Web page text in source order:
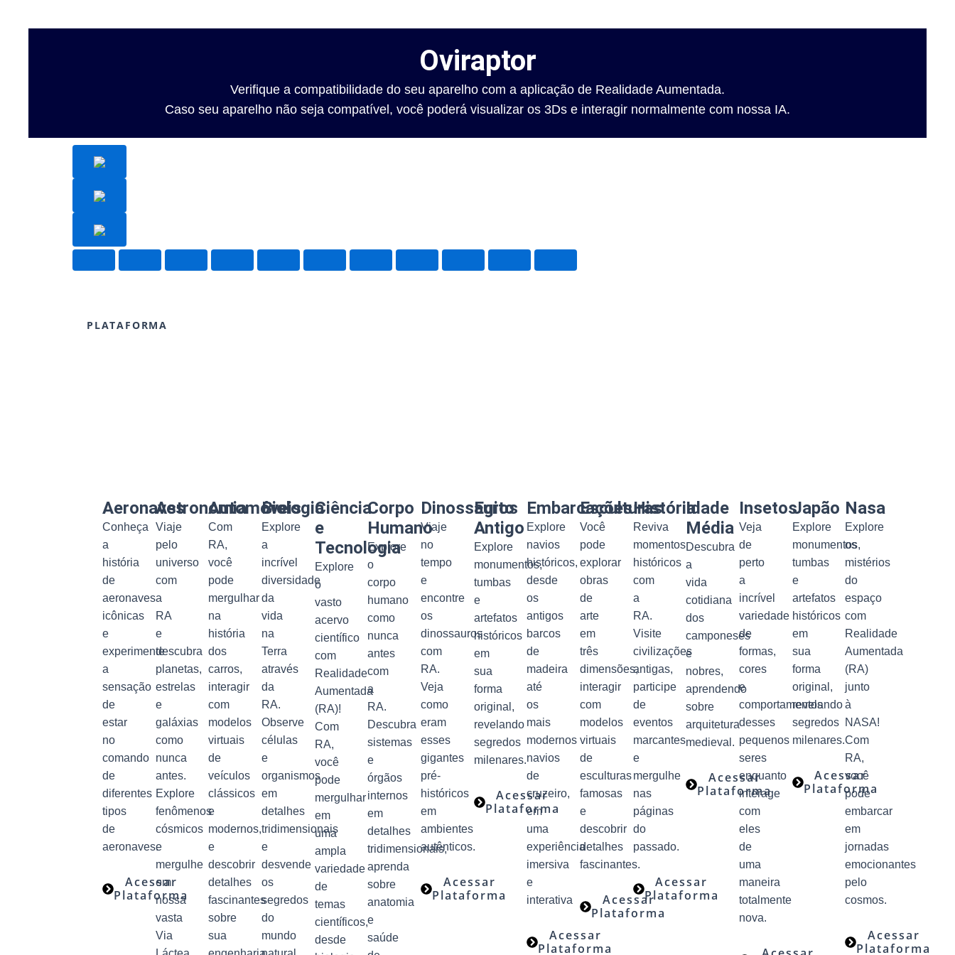
Oviraptor
Verifique a compatibilidade do seu aparelho com a aplicação de Realidade Aumentada.
Caso seu aparelho não seja compatível, você poderá visualizar os 3Ds e interagir normalmente com nossa IA.
PLATAFORMA
Aeronaves
Conheça
a
história
de
aeronaves
icônicas
e
experimente
a
sensação
de
estar
no
comando
de
diferentes
tipos
de
aeronaves.
Acessar
Plataforma
Astronomia
Viaje
pelo
universo
com
a
RA
e
descubra
planetas,
estrelas
e
galáxias
como
nunca
antes.
Explore
fenômenos
cósmicos
e
mergulhe
em
nossa
vasta
Via
Automóveis
Com
RA,
você
pode
mergulhar
na
história
dos
carros,
interagir
com
modelos
virtuais
de
veículos
clássicos
e
modernos,
e
descobrir
detalhes
fascinantes
sobre
sua
Biologia
Explore
a
incrível
diversidade
da
vida
na
Terra
através
da
RA.
Observe
células
e
organismos
em
detalhes
tridimensionais
e
desvende
os
segredos
do
mundo
Ciência
e
Tecnologia
Explore
o
vasto
acervo
científico
com
Realidade
Aumentada
(RA)!
Com
RA,
você
pode
mergulhar
em
uma
ampla
variedade
de
temas
científicos,
desde
Corpo
Humano
Explore
o
corpo
humano
como
nunca
antes
com
a
RA.
Descubra
sistemas
e
órgãos
internos
em
detalhes
tridimensionais,
aprenda
sobre
anatomia
e
saúde
Dinossauros
Viaje
no
tempo
e
encontre
os
dinossauros
com
RA.
Veja
como
eram
esses
gigantes
pré-
históricos
em
ambientes
autênticos.
Acessar
Plataforma
Egito
Antigo
Explore
monumentos,
tumbas
e
artefatos
históricos
em
sua
forma
original,
revelando
segredos
milenares.
Acessar
Plataforma
Embarcações
Explore
navios
históricos,
desde
os
antigos
barcos
de
madeira
até
os
mais
modernos
navios
de
cruzeiro,
em
uma
experiência
imersiva
e
interativa
Acessar
Plataforma
Esculturas
Você
pode
explorar
obras
de
arte
em
três
dimensões,
interagir
com
modelos
virtuais
de
esculturas
famosas
e
descobrir
detalhes
fascinantes.
Acessar
Plataforma
História
Reviva
momentos
históricos
com
a
RA.
Visite
civilizações
antigas,
participe
de
eventos
marcantes
e
mergulhe
nas
páginas
do
passado.
Acessar
Plataforma
Idade
Média
Descubra
a
vida
cotidiana
dos
camponeses
e
nobres,
aprendendo
sobre
arquitetura
medieval.
Acessar
Plataforma
Insetos
Veja
de
perto
a
incrível
variedade
de
formas,
cores
e
comportamentos
desses
pequenos
seres
enquanto
interage
com
eles
de
uma
maneira
totalmente
nova.
Japão
Explore
monumentos,
tumbas
e
artefatos
históricos
em
sua
forma
original,
revelando
segredos
milenares.
Acessar
Plataforma
Nasa
Explore
os
mistérios
do
espaço
com
Realidade
Aumentada
(RA)
junto
à
NASA!
Com
RA,
você
pode
embarcar
em
jornadas
emocionantes
pelo
cosmos.
Acessar
Plataforma